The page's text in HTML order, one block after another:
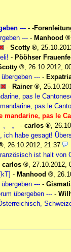
--- - -
--- - Manhood
- Scotty ,
- Pööhser
, 26.10.2012,
--- -
- Rainer ,
pas le
pas le
mandarine, pas le
。
- carlos ,
ich habe gesagt!
, 26.10.2012, 21:37
ist halt von
carlos , 27.10.2012,
- Manhood ,
--- -
übergeben --- -